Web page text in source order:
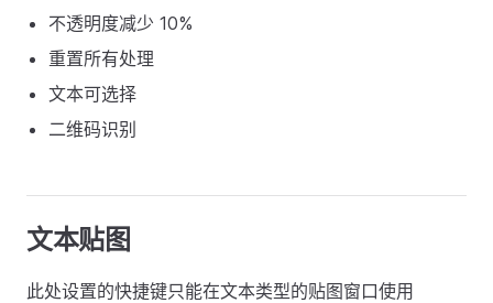
不透明度减少 10%
重置所有处理
文本可选择
二维码识别
文本贴图
此处设置的快捷键只能在文本类型的贴图窗口使用